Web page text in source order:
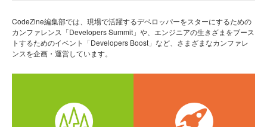
CodeZine編集部では、現場で活躍するデベロッパーをスターにするための
カンファレンス「Developers Summit」や、エンジニアの生きざまをブース
トするためのイベント「Developers Boost」など、さまざまなカンファレ
ンスを企画・運営しています。